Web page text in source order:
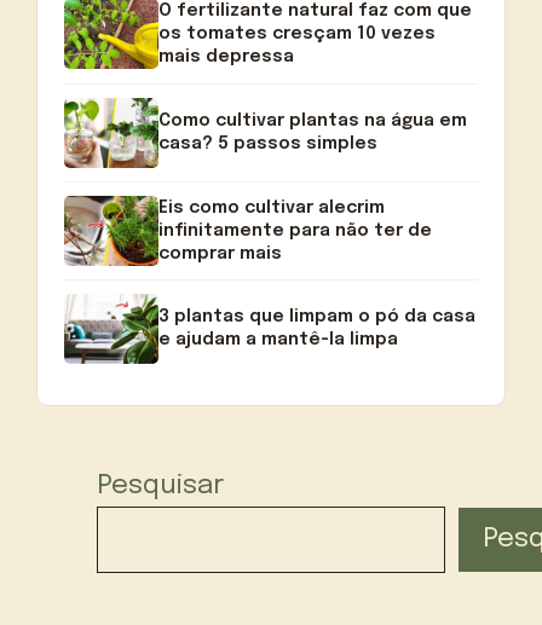
O fertilizante natural faz com que
os tomates cresçam 10 vezes
mais depressa
Como cultivar plantas na água em
casa? 5 passos simples
Eis como cultivar alecrim
infinitamente para não ter de
comprar mais
3 plantas que limpam o pó da casa
e ajudam a mantê-la limpa
Pesquisar